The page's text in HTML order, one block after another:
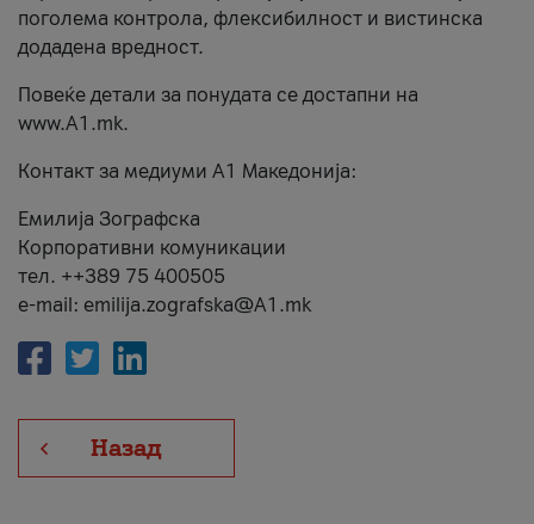
поголема контрола, флексибилност и вистинска
додадена вредност.
Повеќе детали за понудата се достапни на
www.А1.mk.
Контакт за медиуми А1 Македонија:
Емилија Зографска
Корпоративни комуникации
тел. ++389 75 400505
e-mail: emilija.zografska@A1.mk
Назад